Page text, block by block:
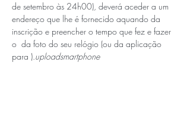
de setembro às 24h00), deverá aceder a um
endereço que lhe é fornecido aquando da
inscrição e preencher o tempo que fez e fazer
o da foto do seu relógio (ou da aplicação
para ).uploadsmartphone